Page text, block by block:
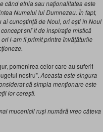
când etnia sau naţionalitatea este
Numelui lui Dumnezeu. În fapt,
ai cunoştinţă de Noul, ori eşti în Noul
shi`itde inspiraţie mistică
l-am fi primit printre învăţăturile
pomenirea celor care au suferit
nostru”. Aceasta este singura
că simpla menţionare este
lor cereşti.
mucenicii ruşi numără vreo câteva